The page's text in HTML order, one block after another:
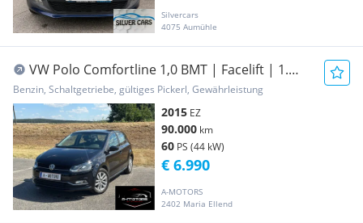
Silvercars
4075 Aumühle
VW Polo Comfortline 1,0 BMT | Facelift | 1.
Besitz...
Benzin, Schaltgetriebe, gültiges Pickerl, Gewährleistung
2015 EZ
90.000 km
60 PS (44 kW)
A-MOTORS
2402 Maria Ellend
€ 6.990